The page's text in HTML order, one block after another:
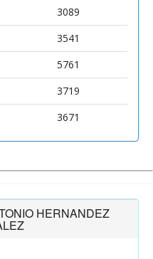
3089
3541
5761
3719
3671
HERNANDEZ